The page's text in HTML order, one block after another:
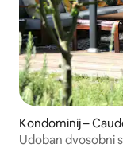
Kondominij –
Udoban dvosobni